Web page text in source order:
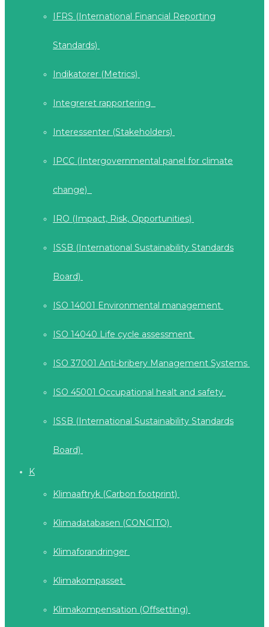
IFRS (International Financial Reporting
Standards)
Indikatorer (Metrics)
Integreret rapportering
Interessenter (Stakeholders)
IPCC (Intergovernmental panel for climate
change)
IRO (Impact, Risk, Opportunities)
ISSB (International Sustainability Standards
Board)
ISO 14001 Environmental management
ISO 14040 Life cycle assessment
ISO 37001 Anti-bribery Management Systems
ISO 45001 Occupational healt and safety
ISSB (International Sustainability Standards
Board)
K
Klimaaftryk (Carbon footprint)
Klimadatabasen (CONCITO)
Klimaforandringer
Klimakompasset
Klimakompensation (Offsetting)